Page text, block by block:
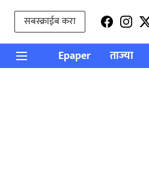
सबस्क्राईब करा
Epaper ताज्या